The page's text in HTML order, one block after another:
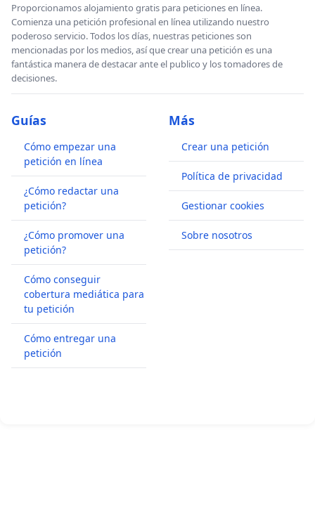
Proporcionamos alojamiento gratis para peticiones en línea.
Comienza una petición profesional en línea utilizando nuestro
poderoso servicio. Todos los días, nuestras peticiones son
mencionadas por los medios, así que crear una petición es una
fantástica manera de destacar ante el publico y los tomadores de
decisiones.
Guías
Cómo empezar una
petición en línea
¿Cómo redactar una
petición?
¿Cómo promover una
petición?
Cómo conseguir
cobertura mediática para
tu petición
Cómo entregar una
petición
Más
Crear una petición
Política de privacidad
Gestionar cookies
Sobre nosotros